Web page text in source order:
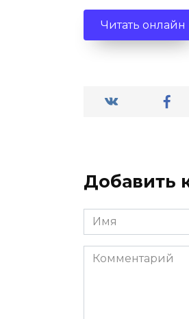
Читать онлайн
Добавить
Имя
*
Комментарий